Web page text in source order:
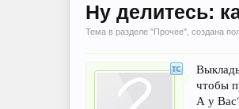
Ну делитесь:
Тема в разделе "Прочее", создана
чтобы
А у